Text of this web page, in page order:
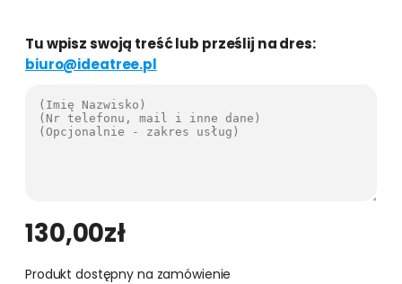
Tu wpisz swoją treść lub prześlij na dres:
biuro@ideatree.pl
130,00zł
Produkt dostępny na zamówienie